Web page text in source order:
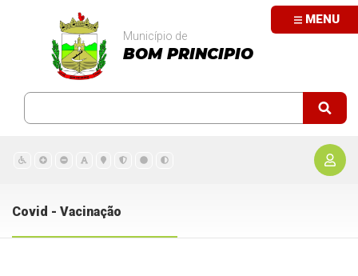
MENU
Município de
BOM PRINCIPIO
Covid - Vacinação